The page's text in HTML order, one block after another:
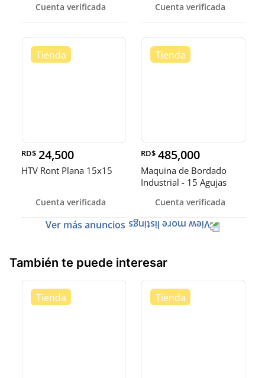
Cuenta verificada Cuenta verificada
RD$ 24,500
HTV Ront Plana 15x15
Cuenta verificada
RD$ 485,000
Maquina de Bordado
Industrial - 15 Agujas
Cuenta verificada
Ver más anuncios
También te puede interesar